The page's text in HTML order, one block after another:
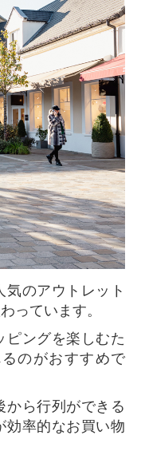
っています。
のがおすすめで
効率的なお買い物